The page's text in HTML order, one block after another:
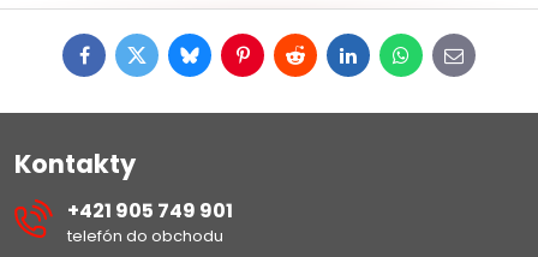
FacebookTwitterBlueskyPinterestRedditLinkedInWhatsApp
E-
mail
Kontakty
+421 905 749 901
telefón do obchodu